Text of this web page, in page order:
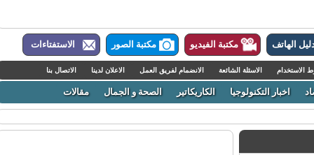
الهاتف مكتبة الفيديو مكتبة الصور الاستفتاءات
الاسئلة الشائعة الانضمام لفريق العمل الاعلان لدينا الاتصال بنا
اخبار التكنولوجيا الكاريكاتير الصحة و الجمال مقالات